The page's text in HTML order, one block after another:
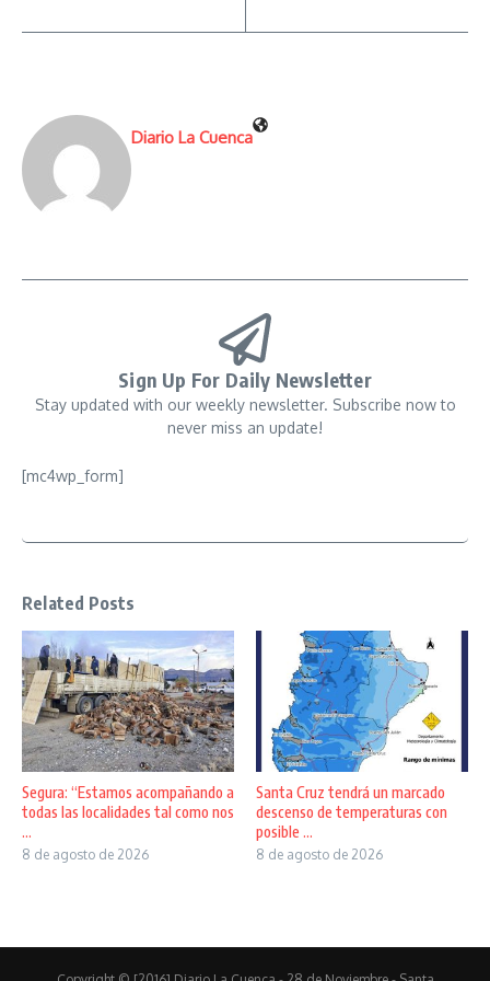
Diario La Cuenca
Sign Up For Daily Newsletter
Stay updated with our weekly newsletter. Subscribe now to
never miss an update!
[mc4wp_form]
Related Posts
Segura: “Estamos acompañando a
todas las localidades tal como nos
...
8 de agosto de 2026
Santa Cruz tendrá un marcado
descenso de temperaturas con
posible ...
8 de agosto de 2026